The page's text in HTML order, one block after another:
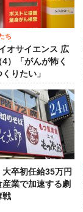
ち
オサイエンス 広
）「がんが怖く
りたい」
大卒初任給35万円
業で加速する劇
戦